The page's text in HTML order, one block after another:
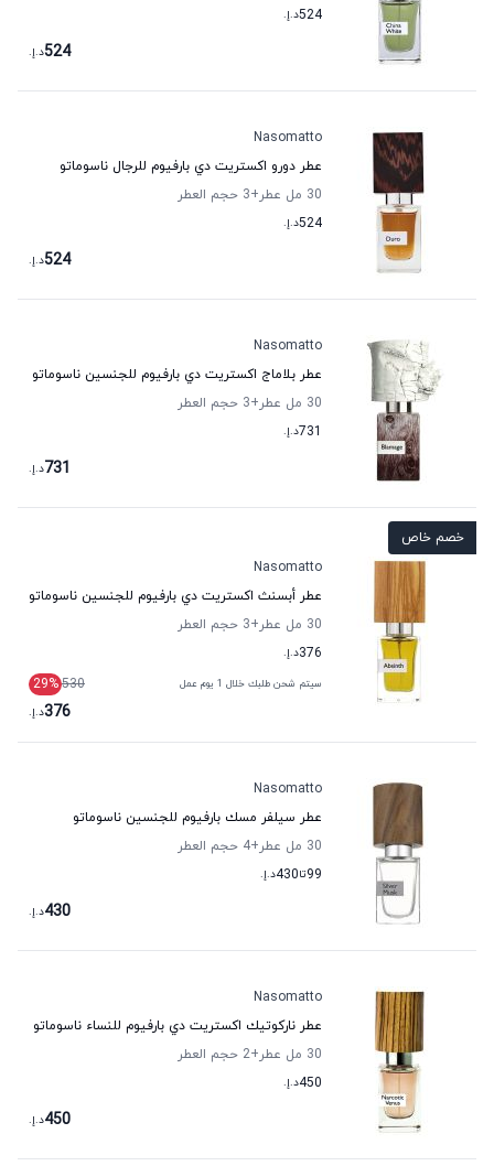
524د.إ.
524د.إ.
Nasomatto
عطر دورو اكستريت دي بارفيوم للرجال ناسوماتو
30 مل عطر
+3
حجم العطر
524د.إ.
524د.إ.
Nasomatto
عطر بلاماج اكستريت دي بارفيوم للجنسين ناسوماتو
30 مل عطر
+3
حجم العطر
731د.إ.
731د.إ.
خصم خاص
Nasomatto
عطر أبسنث اكستريت دي بارفيوم للجنسين ناسوماتو
30 مل عطر
+3
حجم العطر
376د.إ.
سيتم شحن طلبك خلال 1 يوم عمل 530
29%
376د.إ.
Nasomatto
عطر سيلفر مسك بارفيوم للجنسين ناسوماتو
30 مل عطر
+4
حجم العطر
99تا430د.إ.
430د.إ.
Nasomatto
عطر ناركوتيك اكستريت دي بارفيوم للنساء ناسوماتو
30 مل عطر
+2
حجم العطر
450د.إ.
450د.إ.